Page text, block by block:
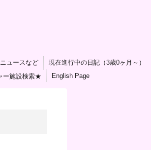
ュースなど
現在進行中の日記（3歳0ヶ月～）
ー施設検索★ English Page